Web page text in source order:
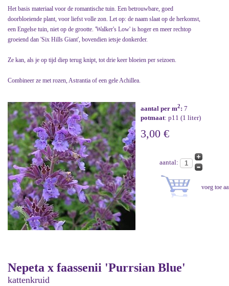
Het basis materiaal voor de romantische tuin. Een betrouwbare, goed
doorbloeiende plant, voor liefst volle zon. Let op: de naam slaat op de herkomst,
een Engelse tuin, niet op de grootte. 'Walker's Low' is hoger en meer rechtop
groeiend dan 'Six Hills Giant', bovendien ietsje donkerder.
Ze kan, als je op tijd diep terug knipt, tot drie keer bloeien per seizoen.
Combineer ze met rozen, Astrantia of een gele Achillea.
aantal per m2: 7
potmaat: p11 (1 liter)
3,00 €
aantal:
Nepeta x faassenii 'Purrsian Blue'
kattenkruid